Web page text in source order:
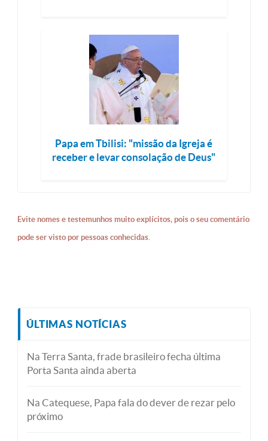
Papa em Tbilisi: "missão da Igreja é
receber e levar consolação de Deus"
Evite nomes e testemunhos muito explícitos, pois o seu comentário
pode ser visto por pessoas conhecidas.
ÚLTIMAS NOTÍCIAS
Na Terra Santa, frade brasileiro fecha última
Porta Santa ainda aberta
Na Catequese, Papa fala do dever de rezar pelo
próximo